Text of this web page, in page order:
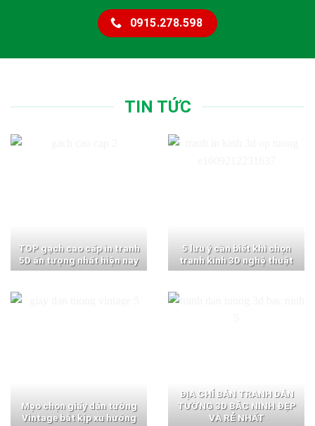
0915.278.598
TIN TỨC
TOP gạch cao cấp in tranh
5D ấn tượng nhất hiện nay
5 lưu ý cần biết khi chọn
tranh kính 3D nghệ thuật
Mẹo chọn giấy dán tường
Vintage bắt kịp xu hướng
ĐỊA CHỈ BÁN TRANH DÁN
TƯỜNG 3D BẮC NINH ĐẸP
VÀ RẺ NHẤT